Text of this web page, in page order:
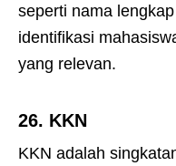
seperti nama
identifikasi
yang relevan.
26. KKN
KKN adalah